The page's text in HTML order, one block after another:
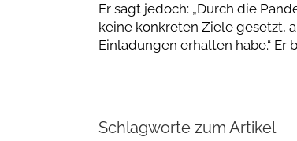
Er sagt jedoch: „Durch die
keine konkreten Ziele gesetzt,
Einladungen erhalten habe.“
Schlagworte zum Artikel